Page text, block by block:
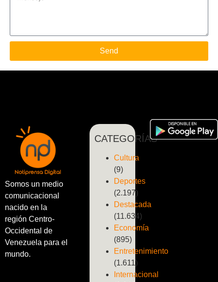
Send
Somos un medio
comunicacional
nacido en la
región Centro-
Occidental de
Venezuela para el
mundo.
CATEGORÍAS
Cultura
(9)
Deportes
(2.197)
Destacada
(11.634)
Economía
(895)
Entretenimiento
(1.611)
Internacional